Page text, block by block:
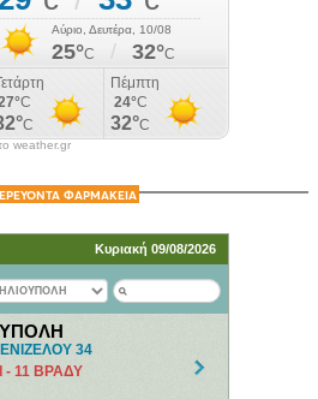
weather.gr
ΦΑΡΜΑΚΕΙΑ